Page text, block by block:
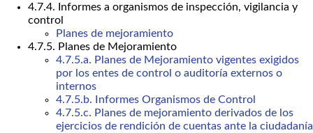
4.7.4. Informes a organismos de inspección, vigilancia y
control
Planes de mejoramiento
4.7.5. Planes de Mejoramiento
4.7.5.a. Planes de Mejoramiento vigentes exigidos
por los entes de control o auditoría externos o
internos
4.7.5.b. Informes Organismos de Control
4.7.5.c. Planes de mejoramiento derivados de los
ejercicios de rendición de cuentas ante la ciudadanía